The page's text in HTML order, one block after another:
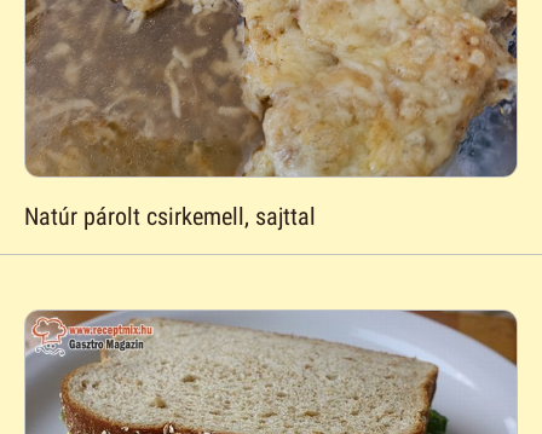
Natúr párolt csirkemell, sajttal